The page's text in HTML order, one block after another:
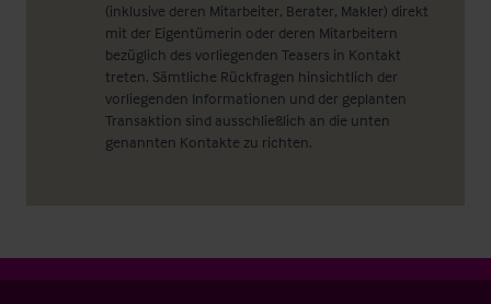
(inklusive deren Mitarbeiter, Berater, Makler) direkt
mit der Eigentümerin oder deren Mitarbeitern
bezüglich des vorliegenden Teasers in Kontakt
treten. Sämtliche Rückfragen hinsichtlich der
vorliegenden Informationen und der geplanten
Transaktion sind ausschließlich an die unten
genannten Kontakte zu richten.